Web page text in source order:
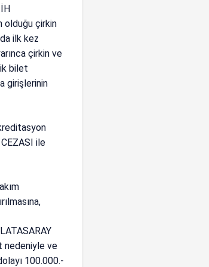
olduğu çirkin
ilk kez
çirkin ve
bilet
girişlerinin
ile
nedeniyle ve
100.000.-